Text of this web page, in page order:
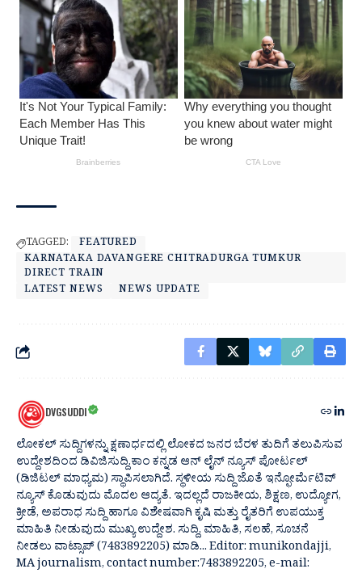
TAGGED:
FEATURED
KARNATAKA DAVANGERE CHITRADURGA TUMKUR
DIRECT TRAIN
LATEST NEWS
NEWS UPDATE
DVGSUDDI
ಲೋಕಲ್ ಸುದ್ದಿಗಳನ್ನು ಕ್ಷಣಾರ್ಧದಲ್ಲಿ ಲೋಕದ ಜನರ ಬೆರಳ ತುದಿಗೆ ತಲುಪಿಸುವ
ಉದ್ದೇಶದಿಂದ ಡಿವಿಜಿಸುದ್ದಿ.ಕಾಂ ಕನ್ನಡ ಆನ್ ಲೈನ್ ನ್ಯೂಸ್ ಪೋರ್ಟಲ್
(ಡಿಜಿಟಲ್ ಮಾಧ್ಯಮ) ಸ್ಥಾಪಿಸಲಾಗಿದೆ. ಸ್ಥಳೀಯ ಸುದ್ದಿ ಜೊತೆ ಇನ್ಫೋರ್ಮೆಟಿವ್
ನ್ಯೂಸ್ ಕೊಡುವುದು ಮೊದಲ ಆದ್ಯತೆ. ಇದಲ್ಲದೆ ರಾಜಕೀಯ, ಶಿಕ್ಷಣ, ಉದ್ಯೋಗ,
ಕ್ರೀಡೆ, ಅಪರಾಧ ಸುದ್ದಿ ಹಾಗೂ ವಿಶೇಷವಾಗಿ ಕೃಷಿ ಮತ್ತು ರೈತರಿಗೆ ಉಪಯುಕ್ತ
ಮಾಹಿತಿ ನೀಡುವುದು ಮುಖ್ಯ ಉದ್ದೇಶ. ಸುದ್ದಿ, ಮಾಹಿತಿ, ಸಲಹೆ, ಸೂಚನೆ
ನೀಡಲು ವಾಟ್ಸಾಪ್ (7483892205) ಮಾಡಿ... Editor: munikondajji,
MA journalism, contact number:7483892205, e-mail: